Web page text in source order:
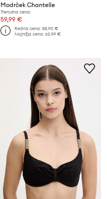
Modrček Chantelle
Trenutna cena:
59,99 €
Redna cena:88,90 €
Najnižja cena:62,99 €